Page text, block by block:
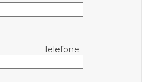
Telefone: